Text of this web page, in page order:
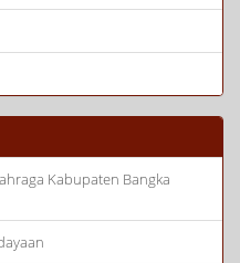
Kabupaten Bangka